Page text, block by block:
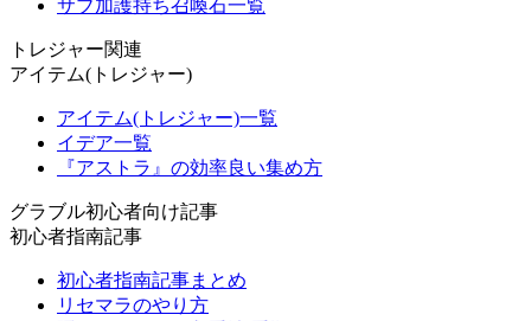
サブ加護持ち召喚石一覧
トレジャー関連
アイテム(トレジャー)
アイテム(トレジャー)一覧
イデア一覧
『アストラ』の効率良い集め方
グラブル初心者向け記事
初心者指南記事
初心者指南記事まとめ
リセマラのやり方